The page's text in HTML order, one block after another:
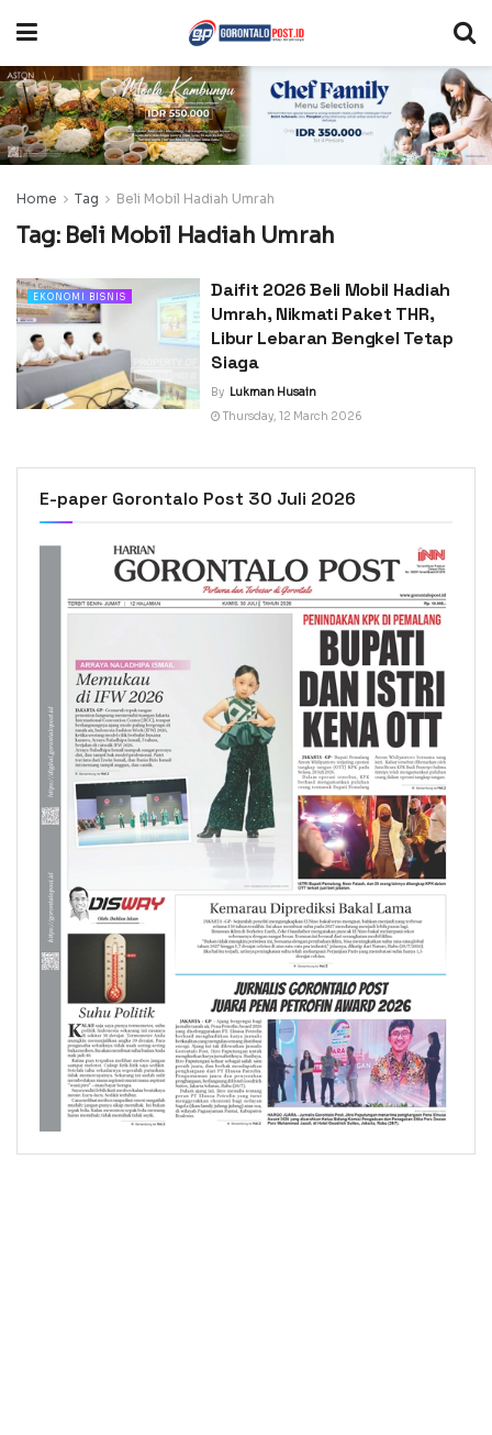
Home Tag Beli Mobil Hadiah Umrah
Tag: Beli Mobil Hadiah Umrah
EKONOMI BISNIS
Daifit 2026 Beli Mobil Hadiah
Umrah, Nikmati Paket THR,
Libur Lebaran Bengkel Tetap
Siaga
By Lukman Husain
Thursday, 12 March 2026
E-paper Gorontalo Post 30 Juli 2026